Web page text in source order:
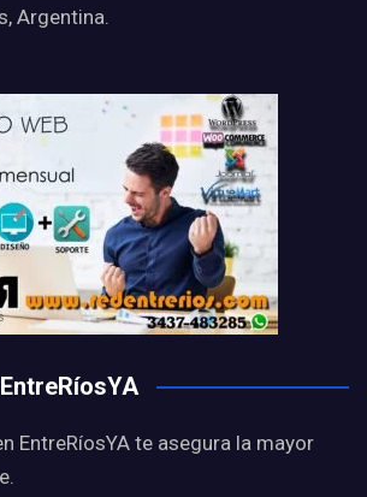
Argentina.
EntreRíosYA te asegura la mayor